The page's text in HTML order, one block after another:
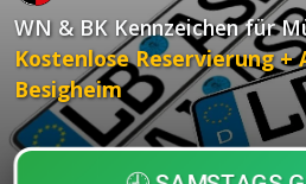
WN & BK Kennzeichen für
Kostenlose Reservierung +
Besigheim